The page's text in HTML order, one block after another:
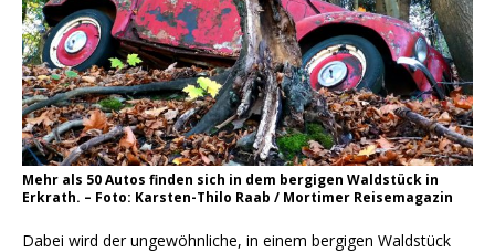
Mehr als 50 Autos finden sich in dem bergigen Waldstück in
Erkrath. – Foto: Karsten-Thilo Raab / Mortimer Reisemagazin
Dabei wird der ungewöhnliche, in einem bergigen Waldstück